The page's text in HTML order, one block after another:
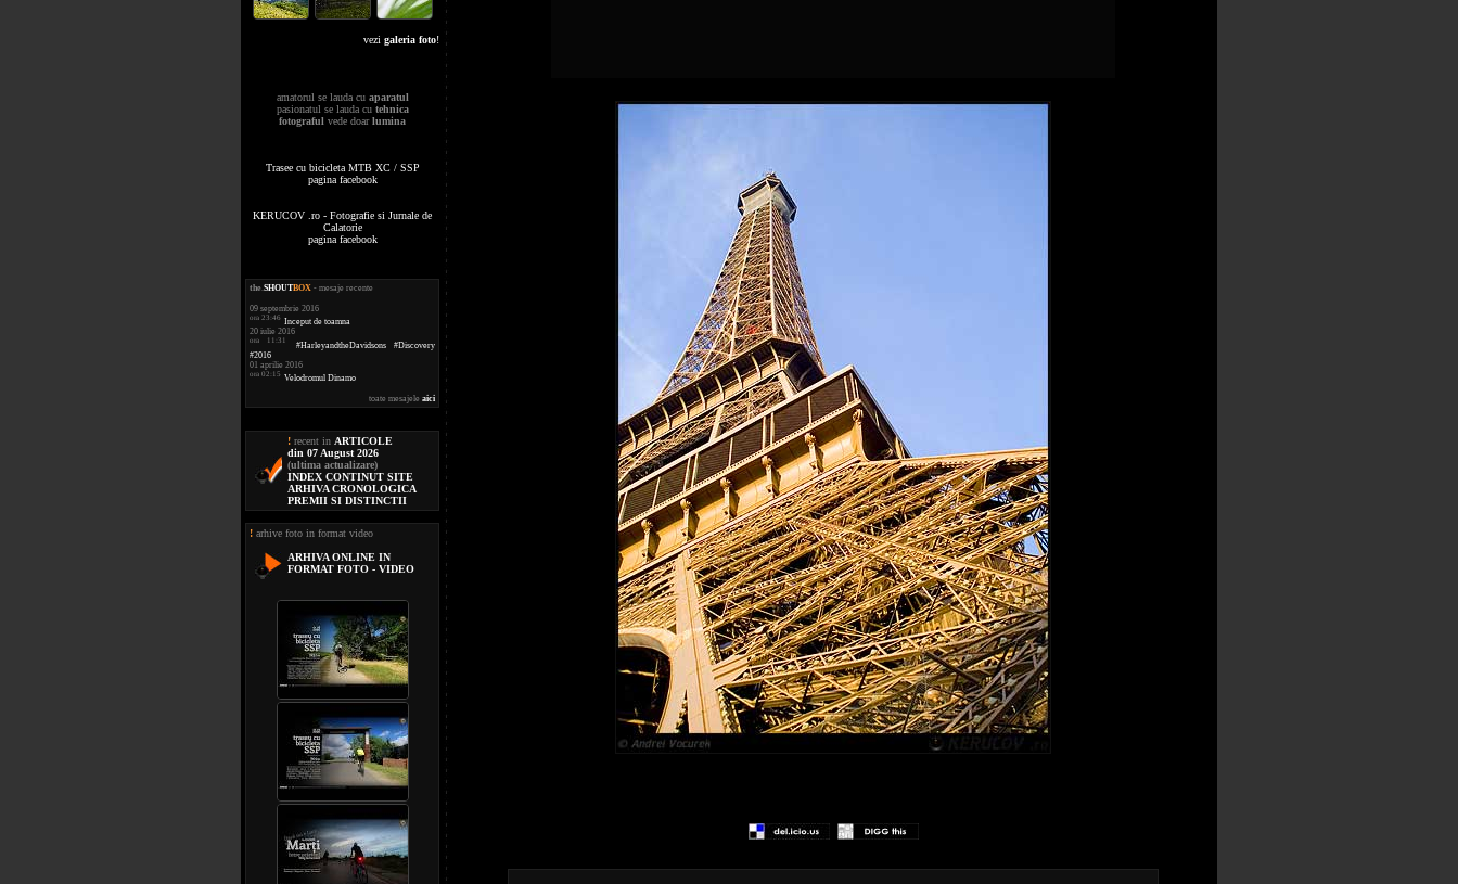
vezi galeria foto!
amatorul se lauda cu aparatul
pasionatul se lauda cu tehnica
fotograful vede doarlumina
Trasee cu bicicleta MTB XC / SSP
pagina facebook
KERUCOV .ro - Fotografie si Jurnale de
Calatorie
pagina facebook
the.SHOUTBOX - mesaje recente
09 septembrie 2016
ora 23:46 Inceput de toamna
20 iulie 2016
ora 11:31
#HarleyandtheDavidsons #Discovery
#2016
01 aprilie 2016
ora 02:15 Velodromul Dinamo
toate mesajele aici
! recent in ARTICOLE
din 07 August 2026
(ultima actualizare)
INDEX CONTINUT SITE
ARHIVA CRONOLOGICA
PREMII SI DISTINCTII
! arhive foto in format video
ARHIVA ONLINE IN
FORMAT FOTO - VIDEO